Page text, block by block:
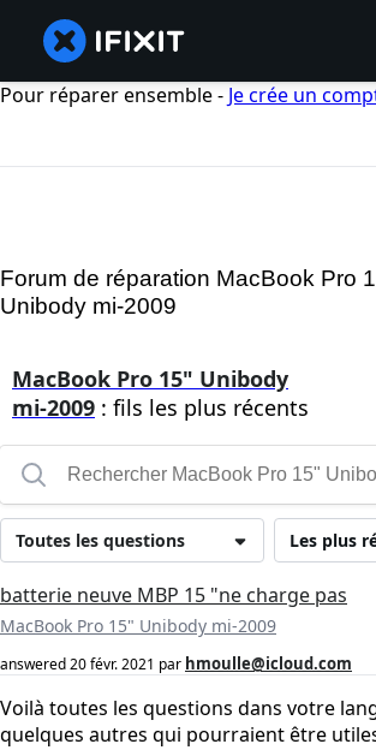
Pour réparer ensemble - Je crée un
Forum de réparation MacBook Pro
Unibody mi-2009
MacBook Pro 15" Unibody
mi-2009 : fils les plus récents
Les plus
Toutes les questions
batterie neuve MBP 15 "ne charge pas
MacBook Pro 15" Unibody mi-2009
answered20 févr. 2021 par hmoulle@icloud.com
Voilà toutes les questions dans votre
quelques autres qui pourraient être